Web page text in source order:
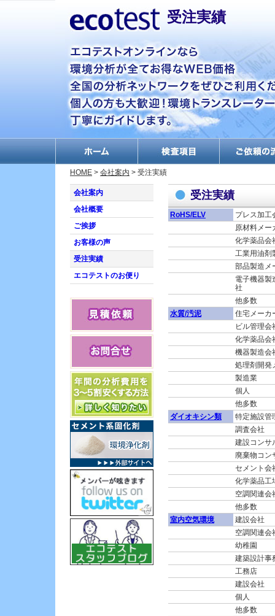
受注実績
何だか分からない物を
放射性物質測定
ダイオキシン分析・調
排ガス測定
PCB分析・絶縁油分析
エコマーク申請分析
EU規制/RoHS分析/グリ
ーン調達
アスベスト分析
室内空気環境測定
廃棄物・燃料分析
臭気測定・においの調
査
食品分析・残留農薬分
析
細菌・カビ・微生物分
析
虫の同定
材料分析
HOME > 会社案内 > 受注実績
会社案内
会社概要
ご挨拶
お客様の声
受注実績
エコテストのお便り
受注実績
RoHS/ELV
プレス加工
原材料メー
化学薬品会
工業用油剤
部品製造メ
電子機器製
社
他多数
水質/汚泥
住宅メーカ
ビル管理会
化学薬品会
機器製造会
処理剤開発
製造業
個人
他多数
ダイオキシン類
特定施設管
調査会社
建設コンサ
廃棄物コン
セメント会
化学薬品工
空調関連会
他多数
室内空気環境
建設会社
空調関連会
幼稚園
建築設計事
工務店
建設会社
個人
他多数